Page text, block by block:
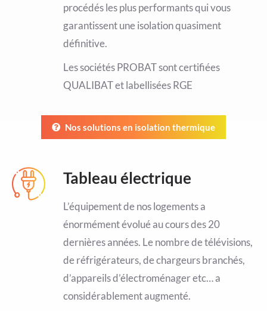
procédés les plus performants qui vous
garantissent une isolation quasiment
définitive.
Les sociétés PROBAT sont certifiées
QUALIBAT et labellisées RGE
Nos solutions en isolation thermique
Tableau électrique
L’équipement de nos logements a
énormément évolué au cours des 20
dernières années. Le nombre de télévisions,
de réfrigérateurs, de chargeurs branchés,
d’appareils d’électroménager etc… a
considérablement augmenté.